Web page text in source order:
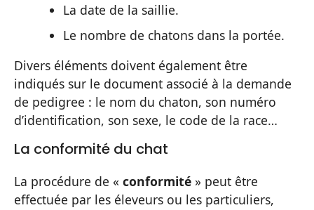
La date de la saillie.
Le nombre de chatons dans la portée.
Divers éléments doivent également être
indiqués sur le document associé à la demande
de pedigree : le nom du chaton, son numéro
d’identification, son sexe, le code de la race…
La conformité du chat
La procédure de « conformité » peut être
effectuée par les éleveurs ou les particuliers,